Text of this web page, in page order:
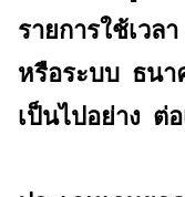
รายการใช้เวล
หรือระบบ ธนา
เป็นไปอย่าง ต่อ